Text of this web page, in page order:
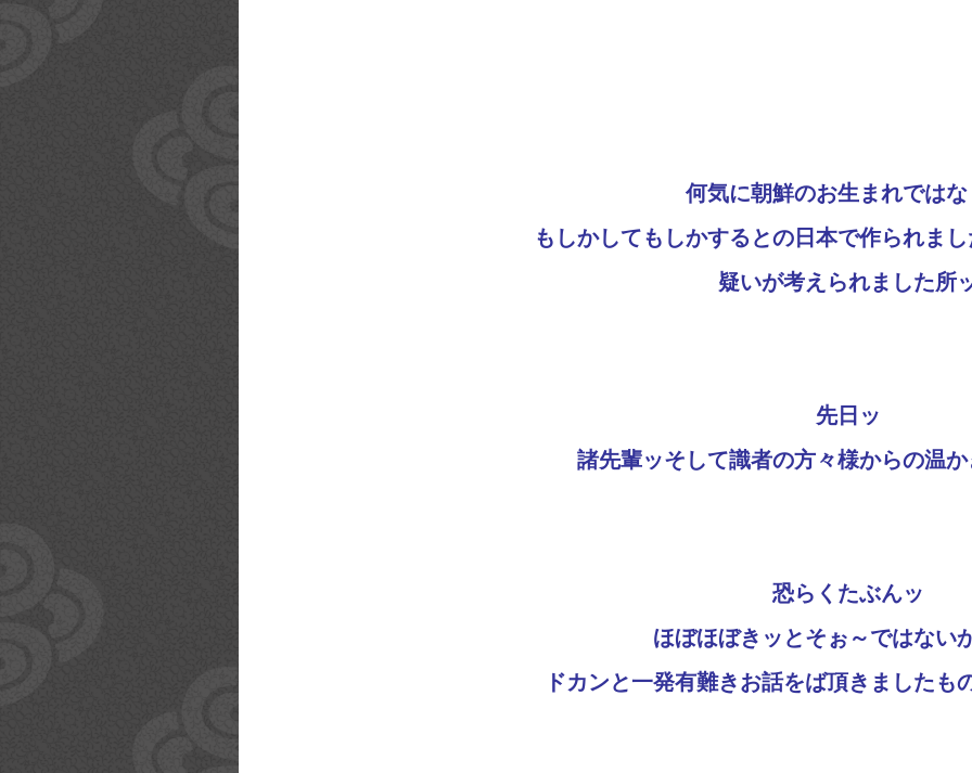
何気に朝鮮のお生まれでは
もしかしてもしかするとの日本で作られま
疑いが考えられました所
先日ッ
諸先輩ッそして識者の方々様からの温
恐らくたぶんッ
ほぼほぼきッとそぉ～ではない
ドカンと一発有難きお話をば頂きましたも